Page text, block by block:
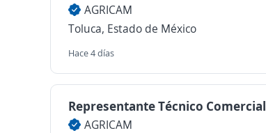
AGRICAM
Toluca, Estado de México
Hace 4 días
Representante Técnico Comercial
AGRICAM